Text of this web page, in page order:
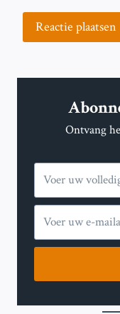
Ontvang